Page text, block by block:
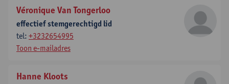
Véronique Van Tongerloo
effectief stemgerechtigd lid
tel: +3232654995
Toon e-mailadres
Hanne Kloots